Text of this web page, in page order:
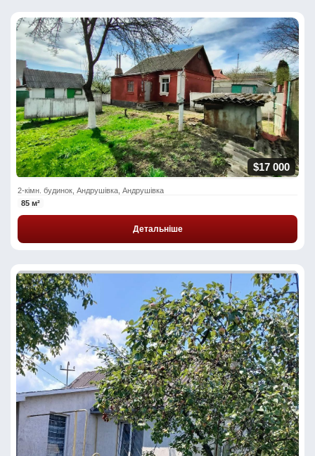
$17 000
2-кімн. будинок, Андрушівка, Андрушівка
85 м²
Детальніше